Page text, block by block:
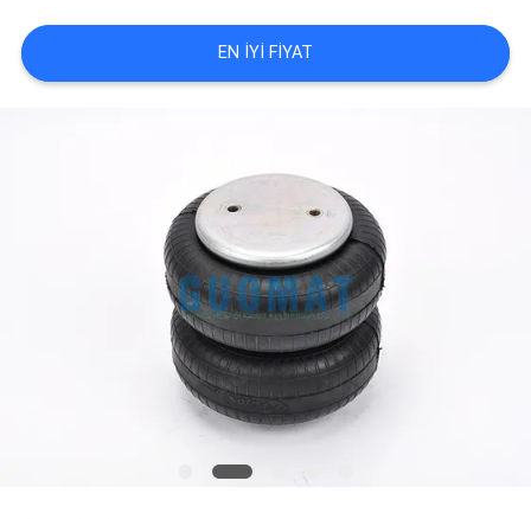
SITE
HARITASI
EN IYI FIYAT